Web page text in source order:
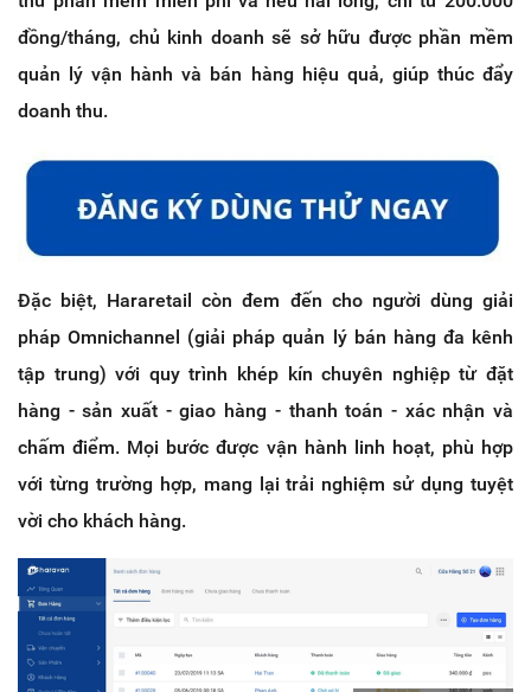
đồng/tháng, chủ kinh doanh sẽ sở hữu được phần mềm
quản lý vận hành và bán hàng hiệu quả, giúp thúc đẩy
doanh thu.
Đặc biệt, Hararetail còn đem đến cho người dùng giải
pháp Omnichannel (giải pháp quản lý bán hàng đa kênh
tập trung) với quy trình khép kín chuyên nghiệp từ đặt
hàng - sản xuất - giao hàng - thanh toán - xác nhận và
chấm điểm. Mọi bước được vận hành linh hoạt, phù hợp
với từng trường hợp, mang lại trải nghiệm sử dụng tuyệt
vời cho khách hàng.